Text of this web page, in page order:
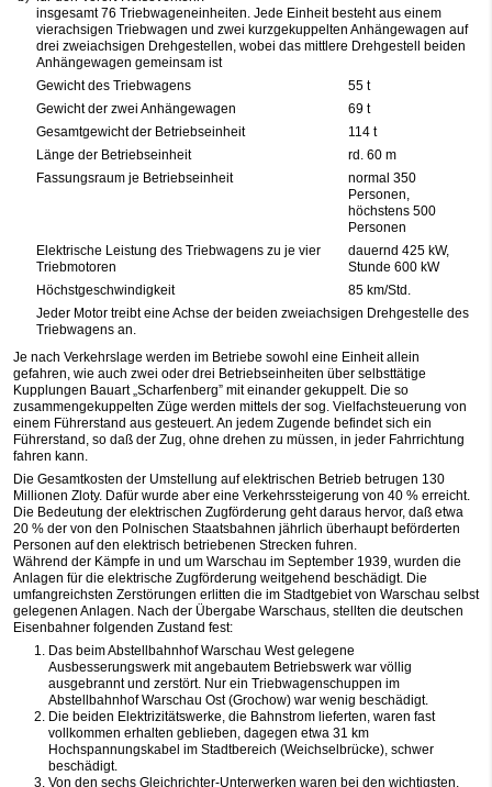
insgesamt 76 Triebwageneinheiten. Jede Einheit besteht aus einem
vierachsigen Triebwagen und zwei kurzgekuppelten Anhängewagen auf
drei zweiachsigen Drehgestellen, wobei das mittlere Drehgestell beiden
Anhängewagen gemeinsam ist
Gewicht des Triebwagens
55 t
Gewicht der zwei Anhängewagen
69 t
Gesamtgewicht der Betriebseinheit
114 t
Länge der Betriebseinheit
rd. 60 m
Fassungsraum je Betriebseinheit
normal 350
Personen,
höchstens 500
Personen
Elektrische Leistung des Triebwagens zu je vier
Triebmotoren
dauernd 425 kW,
Stunde 600 kW
Höchstgeschwindigkeit
85 km/Std.
Jeder Motor treibt eine Achse der beiden zweiachsigen Drehgestelle des
Triebwagens an.
Je nach Verkehrslage werden im Betriebe sowohl eine Einheit allein
gefahren, wie auch zwei oder drei Betriebseinheiten über selbsttätige
Kupplungen Bauart „Scharfenberg” mit einander gekuppelt. Die so
zusammengekuppelten Züge werden mittels der sog. Vielfachsteuerung von
einem Führerstand aus gesteuert. An jedem Zugende befindet sich ein
Führerstand, so daß der Zug, ohne drehen zu müssen, in jeder Fahrrichtung
fahren kann.
Die Gesamtkosten der Umstellung auf elektrischen Betrieb betrugen 130
Millionen Zloty. Dafür wurde aber eine Verkehrssteigerung von 40 % erreicht.
Die Bedeutung der elektrischen Zugförderung geht daraus hervor, daß etwa
20 % der von den Polnischen Staatsbahnen jährlich überhaupt beförderten
Personen auf den elektrisch betriebenen Strecken fuhren.
Während der Kämpfe in und um Warschau im September 1939, wurden die
Anlagen für die elektrische Zugförderung weitgehend beschädigt. Die
umfangreichsten Zerstörungen erlitten die im Stadtgebiet von Warschau selbst
gelegenen Anlagen. Nach der Übergabe Warschaus, stellten die deutschen
Eisenbahner folgenden Zustand fest:
Das beim Abstellbahnhof Warschau West gelegene
Ausbesserungswerk mit angebautem Betriebswerk war völlig
ausgebrannt und zerstört. Nur ein Triebwagenschuppen im
Abstellbahnhof Warschau Ost (Grochow) war wenig beschädigt.
Die beiden Elektrizitätswerke, die Bahnstrom lieferten, waren fast
vollkommen erhalten geblieben, dagegen etwa 31 km
Hochspannungskabel im Stadtbereich (Weichselbrücke), schwer
beschädigt.
Von den sechs Gleichrichter-Unterwerken waren bei den wichtigsten,